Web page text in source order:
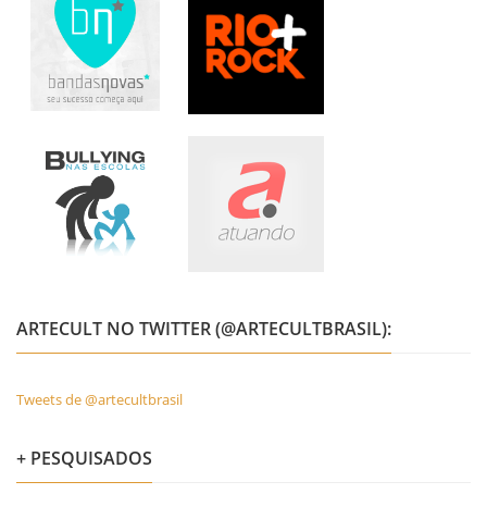
ARTECULT NO TWITTER (@ARTECULTBRASIL):
Tweets de @artecultbrasil
+ PESQUISADOS